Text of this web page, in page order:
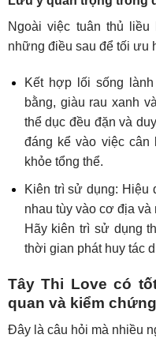
Ngoài việc tuân thủ
những điều sau để tối ưu
Kết hợp lối sống
bằng, giàu rau xanh
thể dục đều đặn và
đáng kể vào việc
khỏe tổng thể.
Kiên trì sử dụng: Hiệu
nhau tùy vào cơ địa
Hãy kiên trì sử dụng
thời gian phát huy tác
Tây Thi Love có
quan và kiểm
Đây là câu hỏi mà nhiều